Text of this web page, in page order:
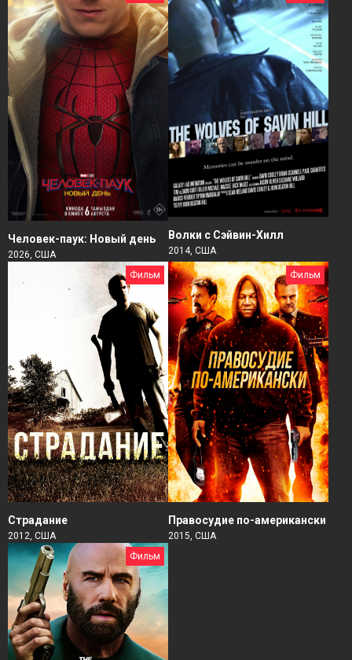
Человек-паук: Новый день
2026, США
Волки с Сэйвин-Хилл
2014, США
Фильм
Страдание
2012, США
Фильм
Правосудие по-американски
2015, США
Фильм